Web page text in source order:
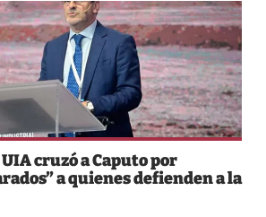
cruzó a Caputo por
a quienes defienden a la